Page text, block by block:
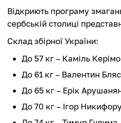
Відкриють програму
сербській столиці
Склад збірної України:
До 57 кг – Каміль
До 61 кг – Валентин
До 65 кг – Ерік
До 70 кг – Ігор